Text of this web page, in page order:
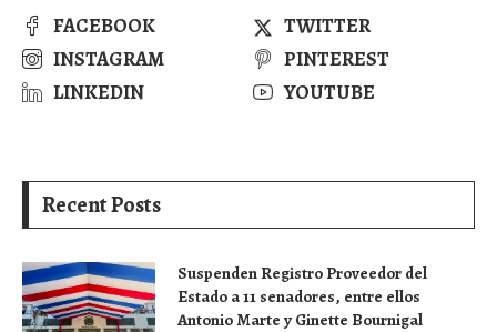
FACEBOOK
TWITTER
INSTAGRAM
PINTEREST
LINKEDIN
YOUTUBE
Recent Posts
Suspenden Registro Proveedor del
Estado a 11 senadores, entre ellos
Antonio Marte y Ginette Bournigal